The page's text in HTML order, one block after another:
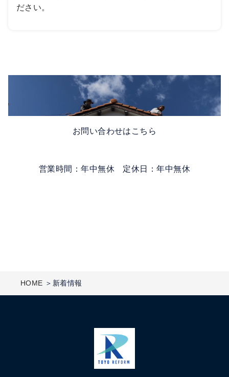
ださい。
お問い合わせはこちら
営業時間：年中無休 定休日：年中無休
HOME 新着情報